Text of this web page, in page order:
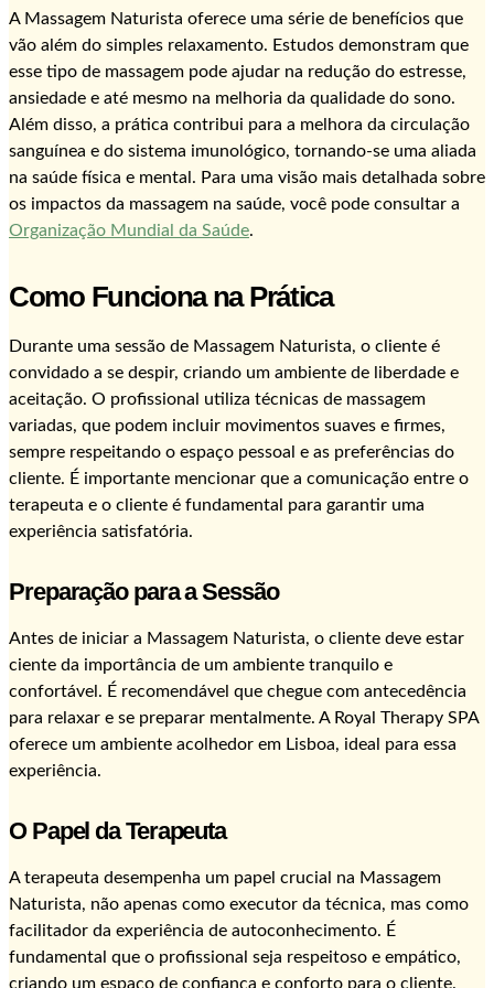
A Massagem Naturista oferece uma série de benefícios que
vão além do simples relaxamento. Estudos demonstram que
esse tipo de massagem pode ajudar na redução do estresse,
ansiedade e até mesmo na melhoria da qualidade do sono.
Além disso, a prática contribui para a melhora da circulação
sanguínea e do sistema imunológico, tornando-se uma aliada
na saúde física e mental. Para uma visão mais detalhada sobre
os impactos da massagem na saúde, você pode consultar a
Organização Mundial da Saúde.
Como Funciona na Prática
Durante uma sessão de Massagem Naturista, o cliente é
convidado a se despir, criando um ambiente de liberdade e
aceitação. O profissional utiliza técnicas de massagem
variadas, que podem incluir movimentos suaves e firmes,
sempre respeitando o espaço pessoal e as preferências do
cliente. É importante mencionar que a comunicação entre o
terapeuta e o cliente é fundamental para garantir uma
experiência satisfatória.
Preparação para a Sessão
Antes de iniciar a Massagem Naturista, o cliente deve estar
ciente da importância de um ambiente tranquilo e
confortável. É recomendável que chegue com antecedência
para relaxar e se preparar mentalmente. A Royal Therapy SPA
oferece um ambiente acolhedor em Lisboa, ideal para essa
experiência.
O Papel da Terapeuta
A terapeuta desempenha um papel crucial na Massagem
Naturista, não apenas como executor da técnica, mas como
facilitador da experiência de autoconhecimento. É
fundamental que o profissional seja respeitoso e empático,
criando um espaço de confiança e conforto para o cliente.